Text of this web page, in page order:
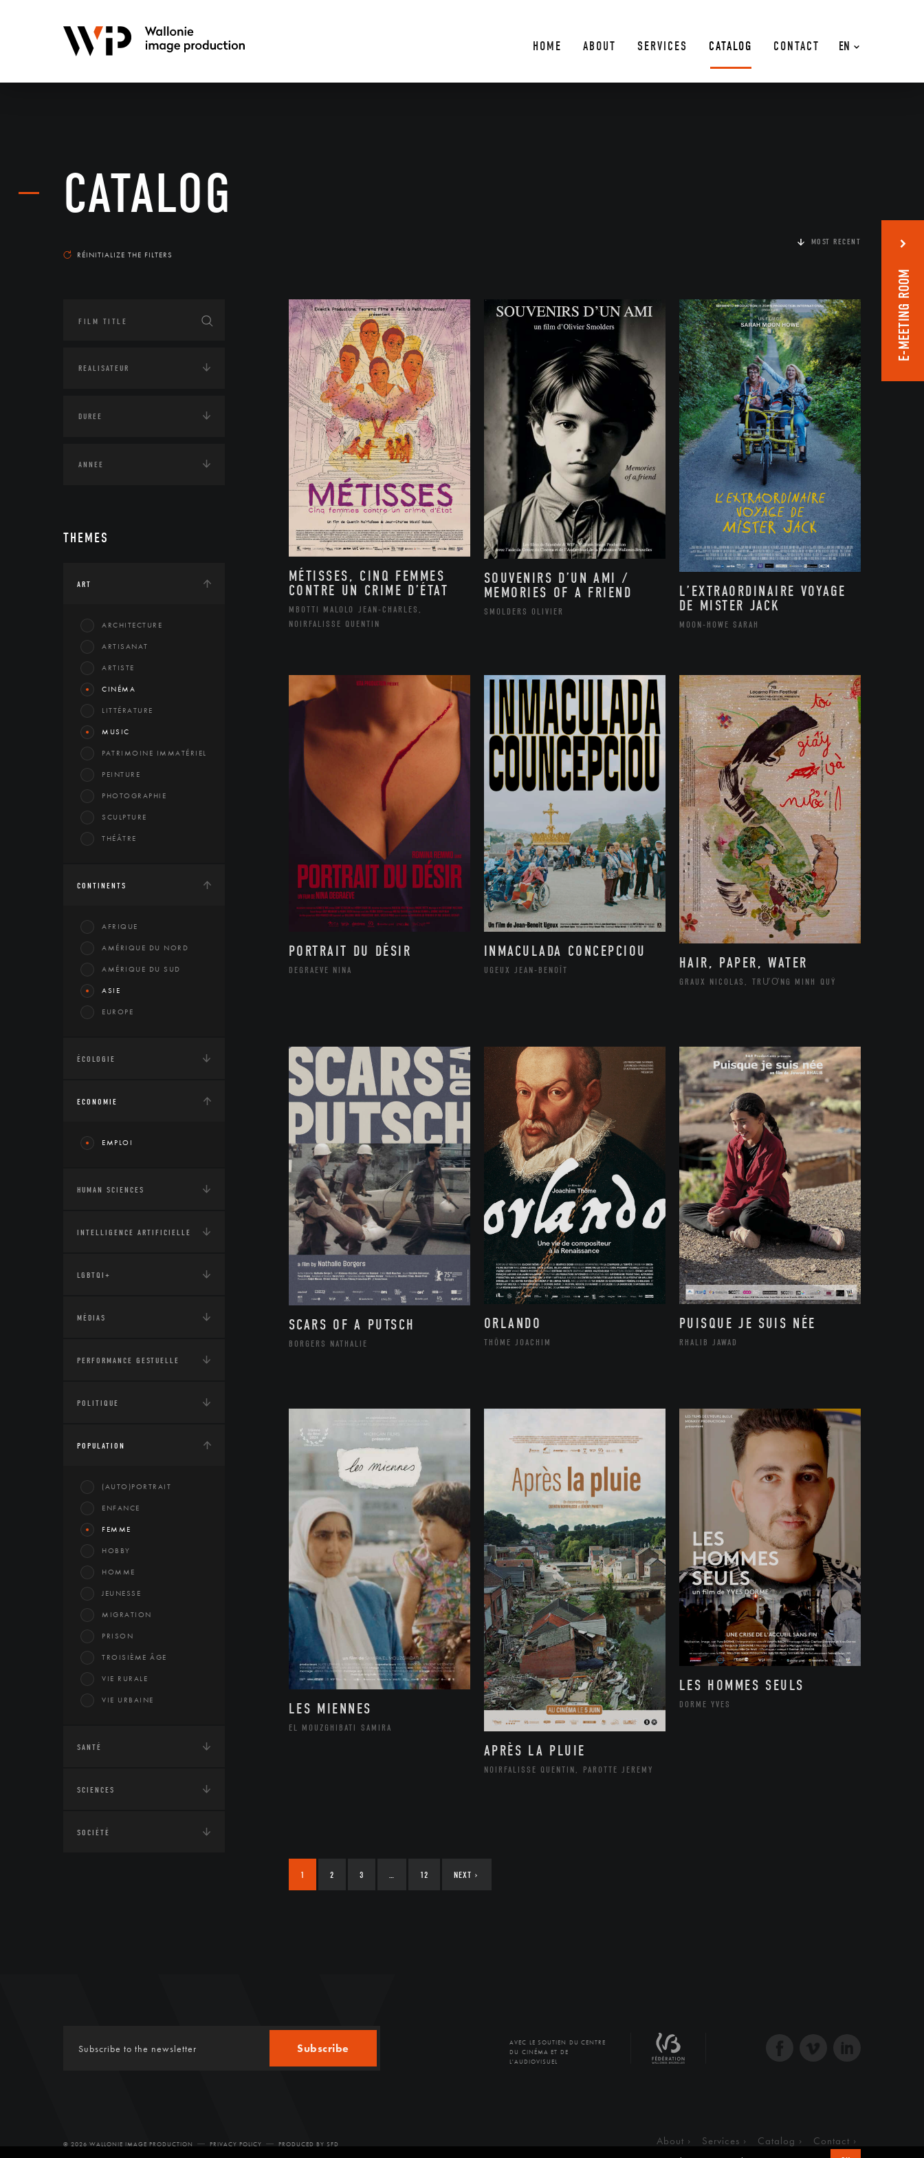
EN
HOME ABOUT SERVICES CATALOG CONTACT
CATALOG
RÉINITIALIZE THE FILTERS
THEMES
ART
ARCHITECTURE
ARTISANAT
ARTISTE
CINÉMA
LITTÉRATURE
MUSIC
PATRIMOINE IMMATÉRIEL
PEINTURE
PHOTOGRAPHIE
SCULPTURE
THÉÂTRE
CONTINENTS
AFRIQUE
AMÉRIQUE DU NORD
AMÉRIQUE DU SUD
ASIE
EUROPE
ÉCOLOGIE
ECONOMIE
EMPLOI
HUMAN SCIENCES
INTELLIGENCE ARTIFICIELLE
LGBTQI+
MÉDIAS
PERFORMANCE GESTUELLE
POLITIQUE
POPULATION
(AUTO)PORTRAIT
ENFANCE
FEMME
HOBBY
HOMME
JEUNESSE
MIGRATION
PRISON
TROISIÈME ÂGE
VIE RURALE
VIE URBAINE
SANTÉ
SCIENCES
SOCIÉTÉ
MOST RECENT
MÉTISSES, CINQ FEMMES
CONTRE UN CRIME D’ÉTAT
MBOTTI MALOLO JEAN-CHARLES,
NOIRFALISSE QUENTIN
SOUVENIRS D’UN AMI /
MEMORIES OF A FRIEND
SMOLDERS OLIVIER
L’EXTRAORDINAIRE VOYAGE
DE MISTER JACK
MOON-HOWE SARAH
PORTRAIT DU DÉSIR
DEGRAEVE NINA
INMACULADA CONCEPCIOU
UGEUX JEAN-BENOÎT HAIR, PAPER, WATER
GRAUX NICOLAS, TRƯƠNG MINH QUÝ
SCARS OF A PUTSCH
BORGERS NATHALIE
ORLANDO
THÔME JOACHIM
PUISQUE JE SUIS NÉE
RHALIB JAWAD
LES MIENNES
EL MOUZGHIBATI SAMIRA
APRÈS LA PLUIE
NOIRFALISSE QUENTIN, PAROTTE JEREMY
LES HOMMES SEULS
DORME YVES
1 2 3 … 12 NEXT ›
Subscribe
AVEC LE SOUTIEN DU CENTRE
DU CINÉMA ET DE
L'AUDIOVISUEL
© 2026 WALLONIE IMAGE PRODUCTION PRIVACY POLICY PRODUCED BY SFD About Services Catalog Contact
E-MEETING ROOM